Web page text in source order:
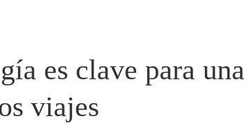
es clave para una
viajes